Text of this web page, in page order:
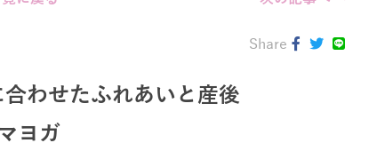
わせたふれあいと産後
ヨガ
Share